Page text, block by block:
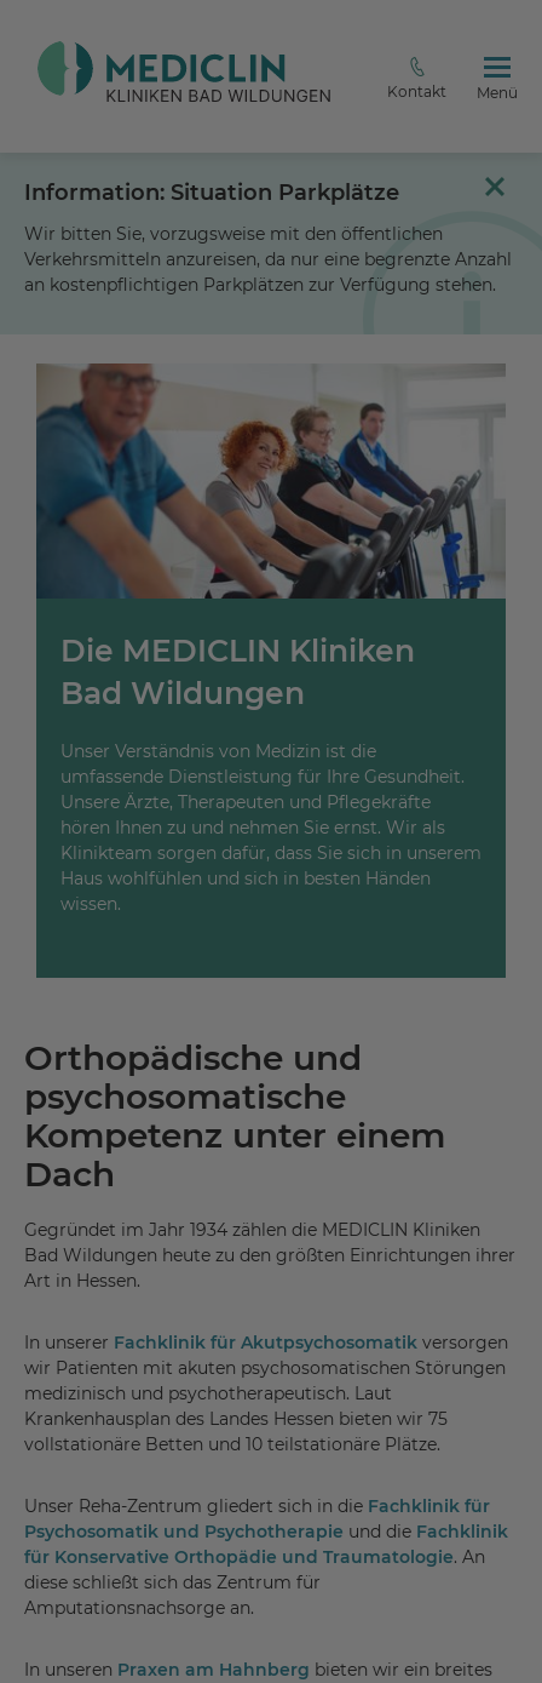
Kontakt Menü
Information: Situation Parkplätze
Wir bitten Sie, vorzugsweise mit den öffentlichen
Verkehrsmitteln anzureisen, da nur eine begrenzte Anzahl
an kostenpflichtigen Parkplätzen zur Verfügung stehen.
Die MEDICLIN Kliniken
Bad Wildungen
Unser Verständnis von Medizin ist die
umfassende Dienstleistung für Ihre Gesundheit.
Unsere Ärzte, Therapeuten und Pflegekräfte
hören Ihnen zu und nehmen Sie ernst. Wir als
Klinikteam sorgen dafür, dass Sie sich in unserem
Haus wohlfühlen und sich in besten Händen
wissen.
Orthopädische und
psychosomatische
Kompetenz unter einem
Dach
Gegründet im Jahr 1934 zählen die MEDICLIN Kliniken
Bad Wildungen heute zu den größten Einrichtungen ihrer
Art in Hessen.
In unserer Fachklinik für Akutpsychosomatik versorgen
wir Patienten mit akuten psychosomatischen Störungen
medizinisch und psychotherapeutisch. Laut
Krankenhausplan des Landes Hessen bieten wir 75
vollstationäre Betten und 10 teilstationäre Plätze.
Unser Reha-Zentrum gliedert sich in die Fachklinik für
Psychosomatik und Psychotherapie und die Fachklinik
für Konservative Orthopädie und Traumatologie. An
diese schließt sich das Zentrum für
Amputationsnachsorge an.
In unseren Praxen am Hahnberg bieten wir ein breites